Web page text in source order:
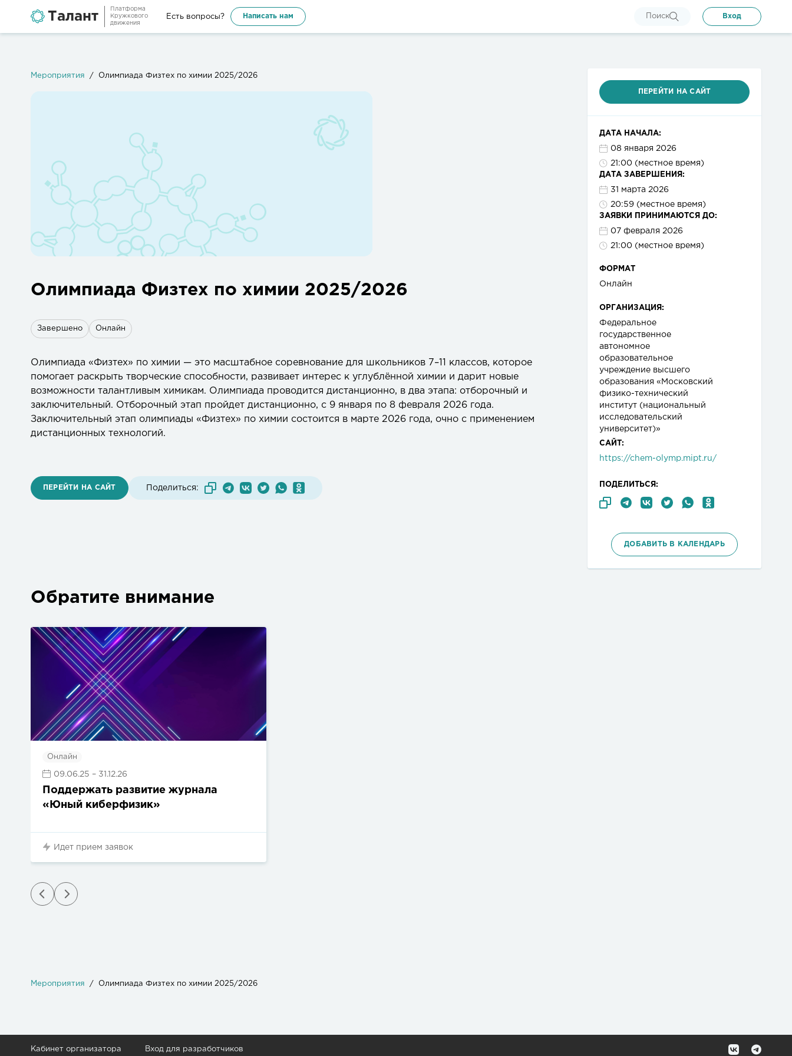
Талант
Платформа
Кружкового
движения
Есть вопросы? Написать нам Поиск Вход
Мероприятия Олимпиада Физтех по химии 2025/2026
Олимпиада Физтех по химии 2025/2026
Завершено Онлайн
Олимпиада «Физтех» по химии — это масштабное соревнование для школьников 7–11 классов, которое
помогает раскрыть творческие способности, развивает интерес к углублённой химии и дарит новые
возможности талантливым химикам. Олимпиада проводится дистанционно, в два этапа: отборочный и
заключительный. Отборочный этап пройдет дистанционно, с 9 января по 8 февраля 2026 года.
Заключительный этап олимпиады «Физтех» по химии состоится в марте 2026 года, очно с применением
дистанционных технологий.
ПЕРЕЙТИ НА САЙТ Поделиться:
ПЕРЕЙТИ НА САЙТ
ДАТА НАЧАЛА:
08 января 2026
21:00 (местное время)
ДАТА ЗАВЕРШЕНИЯ:
31 марта 2026
20:59 (местное время)
ЗАЯВКИ ПРИНИМАЮТСЯ ДО:
07 февраля 2026
21:00 (местное время)
ФОРМАТ
Онлайн
ОРГАНИЗАЦИЯ:
Федеральное
государственное
автономное
образовательное
учреждение высшего
образования «Московский
физико-технический
институт (национальный
исследовательский
университет)»
САЙТ:
https://chem-olymp.mipt.ru/
ПОДЕЛИТЬСЯ:
ДОБАВИТЬ В КАЛЕНДАРЬ
Обратите внимание
Онлайн
09.06.25 – 31.12.26
Поддержать развитие журнала
«Юный киберфизик»
Идет прием заявок
Мероприятия Олимпиада Физтех по химии 2025/2026
Кабинет организатора Вход для разработчиков